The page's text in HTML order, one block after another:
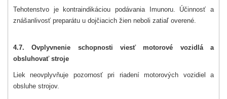
Tehotenstvo je kontraindikáciou podávania Imunoru. Účinnosť a
znášanlivosť preparátu u dojčiacich žien neboli zatiaľ overené.
4.7. Ovplyvnenie schopnosti viesť motorové vozidlá a
obsluhovať stroje
Liek neovplyvňuje pozornosť pri riadení motorových vozidiel a
obsluhe strojov.